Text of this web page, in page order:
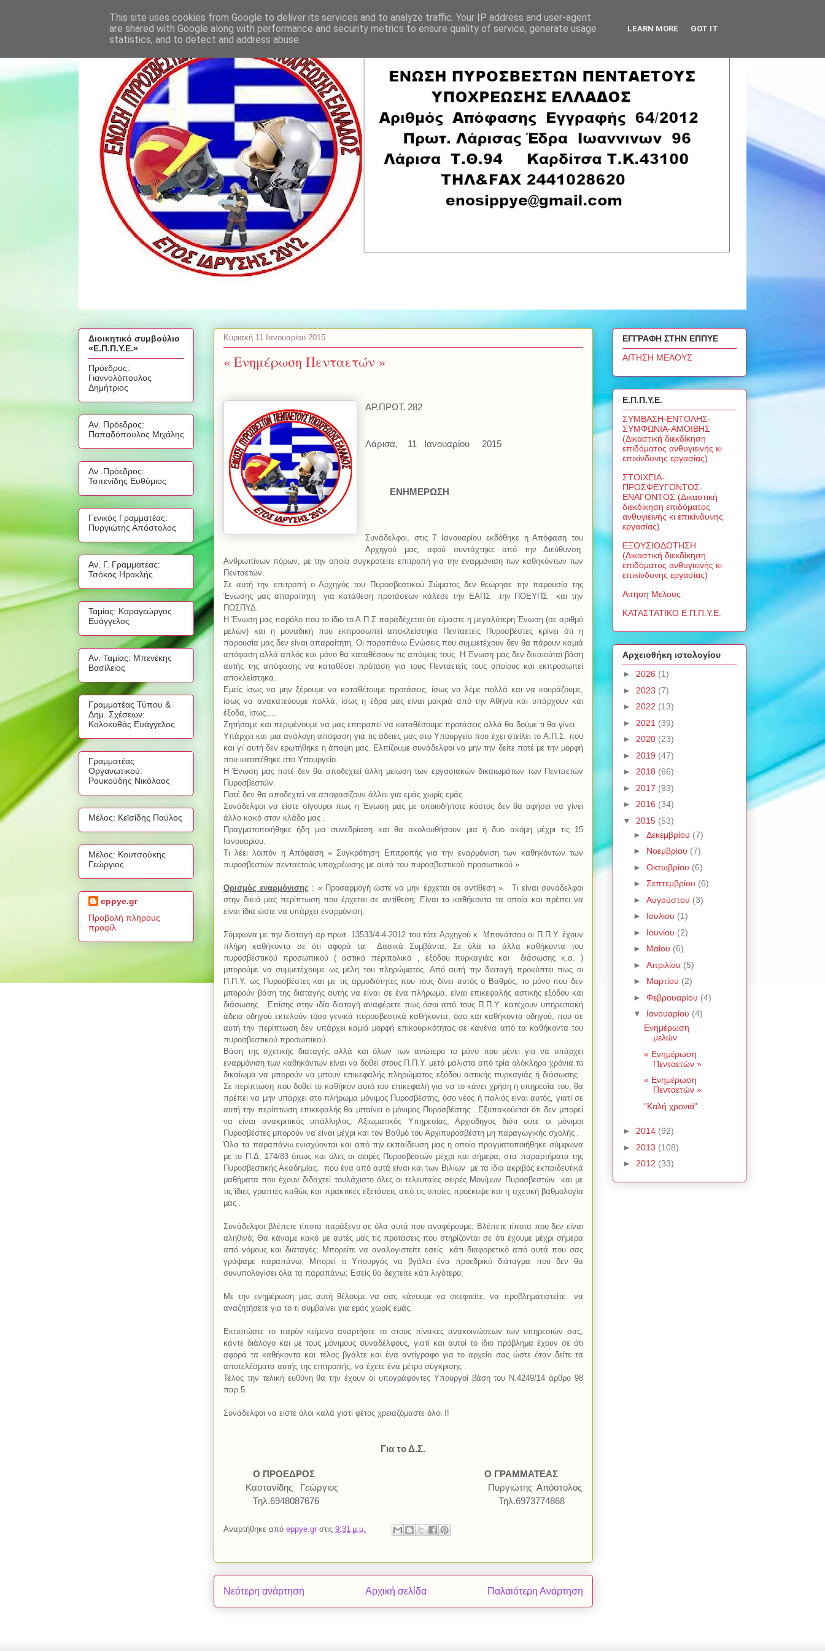
Κυριακή 11 Ιανουαρίου 2015
« Ενημέρωση Πενταετών »
ΑΡ.ΠΡΩΤ. 282
Λάρισα, 11 Ιανουαρίου 2015
ΕΝΗΜΕΡΩΣΗ
Συνάδελφοι, στις 7 Ιανουαρίου εκδόθηκε η Απόφαση του
Αρχηγού μας, αφού συντάχτηκε από την Διεύθυνση
Ανθρωπίνων πόρων, με την οποία συγκροτείτε επιτροπή για την εναρμόνιση των καθηκόντων των
Πενταετών.
Σε αυτή την επιτροπή ο Αρχηγός του Πυροσβεστικού Σώματος δεν θεώρησε την παρουσία της
Ένωσης μας απαραίτητη
για κατάθεση προτάσεων κάλεσε την ΕΑΠΣ την ΠΟΕΥΠΣ
και την
ΠΟΣΠΥΔ.
Η Ένωση μας παρόλο που το ίδιο το Α.Π.Σ παραδέχεται ότι είμαστε η μεγαλύτερη Ένωση (σε αριθμό
μελών) και η μοναδική που εκπροσωπεί αποκλείστηκα Πενταετείς Πυροσβέστες κρίνει ότι η
παρουσία μας δεν είναι απαραίτητη. Οι παραπάνω Ενώσεις που συμμετέχουν δεν θα πάρουν καμιά
απόφαση αλλά απλός και μόνο θα καταθέσουν τις απόψεις τους. Η Ένωση μας δεν δικαιούται βάση
αυτής της απόφασης να καταθέσει πρόταση για τους Πενταετείς τους οποίους και εκπροσωπεί
αποκλείστηκα.
Εμείς ίσως να μην ξέρουμε να καταθέτουμε προτάσεις, ίσως να λέμε πολλά και να κουράζουμε,
ίσως να ανακατεύουμε πολλά, ίσως η έδρα μας είναι μακριά από την Αθήνα και υπάρχουν και
έξοδα, ίσως….
Ζητήσαμε και περιμένουμε να μας επιτραπεί να καταθέσουμε προτάσεις αλλά θα δούμε τι θα γίνει.
Υπάρχει και μια ανάλογη απόφαση για τις άδειες μας στο Υπουργείο που έχει στείλει το Α.Π.Σ. που
και γι' αυτή δεν ερωτήθηκε η άποψη μας. Ελπίζουμε συνάδελφοι να μην την δείτε ποτέ με την μορφή
που κατατέθηκε στο Υπουργείο.
Η Ένωση μας ποτέ δεν θα αποδεχτεί άλλη μείωση των εργασιακών δικαιωμάτων των Πενταετών
Πυροσβεστών.
Ποτέ δεν θα αποδεχτεί να αποφασίζουν άλλοι για εμάς χωρίς εμάς .
Συνάδελφοι να είστε σίγουροι πως η Ένωση μας με οποιοδήποτε κόστος δεν θα αφήσει να γίνει
άλλο κακό στον κλάδο μας .
Πραγματοποιήθηκε ήδη μια συνεδρίαση και θα ακολουθήσουν μια ή δυο ακόμη μέχρι τις 15
Ιανουαρίου.
Τι λέει λοιπόν η Απόφαση « Συγκρότηση Επιτροπής για την εναρμόνιση των καθηκόντων των
πυροσβεστών πενταετούς υποχρέωσης με αυτά του πυροσβεστικού προσωπικού ».
Ορισμός εναρμόνισης : « Προσαρμογή ώστε να μην έρχεται σε αντίθεση ». Τι είναι συνάδελφοι
στην δικιά μας περίπτωση που έρχεται σε αντίθεση; Είναι τα καθήκοντα τα οποία και πρέπει να
είναι ίδια ώστε να υπάρχει εναρμόνιση.
Σύμφωνα με την διαταγή αρ.πρωτ. 13533/4-4-2012 του τότε Αρχηγού κ. Μπονάτσου οι Π.Π.Υ. έχουν
πλήρη καθήκοντα σε ότι αφορά τα Δασικά Συμβάντα. Σε όλα τα άλλα καθήκοντα του
πυροσβεστικού προσωπικού ( αστικά περιπολικά , εξόδου πυρκαγιάς και
διάσωσης κ.α. )
μπορούμε να συμμετέχουμε ως μέλη του πληρώματος. Από αυτή την διαταγή προκύπτει πως οι
Π.Π.Υ. ως Πυροσβέστες και με τις αρμοδιότητες που τους δίνει αυτός ο Βαθμός, το μόνο που δεν
μπορούν βάση της διαταγής αυτής να είναι σε ένα πλήρωμα, είναι επικεφαλής αστικής εξόδου και
διάσωσης . Επίσης στην ιδία διαταγή αναφέρετε πως όσοι από τους Π.Π.Υ. κατέχουν υπηρεσιακή
άδεια οδηγού εκτελούν τόσο γενικά πυροσβεστικά καθήκοντα, όσο και καθήκοντα οδηγού, που σε
αυτή την περίπτωση δεν υπάρχει καμιά μορφή επικουρικότητας σε κανένα από τα καθήκοντα του
πυροσβεστικού προσωπικού.
Βάση της σχετικής διαταγής αλλά και όλων των ανώτερο το μόνο που μένει για να υπάρχει
εναρμόνιση των καθηκόντων είναι να δοθεί στους Π.Π.Υ. μετά μάλιστα από τρία ολόκληρα χρόνια το
δικαίωμα να μπορούν να μπουν επικεφαλής πληρώματος εξόδου αστικής πυρκαγιάς ή διάσωσης .
Σε περίπτωση που δοθεί το καθήκον αυτό του επικεφαλή για να το κάνει χρήση η υπηρεσία του, θα
πρέπει να μην υπάρχει στο πλήρωμα μόνιμος Πυροσβέστης, όσο νέος ή παλιός είναι αυτός, γιατί σε
αυτή την περίπτωση επικεφαλής θα μπαίνει ο μόνιμος Πυροσβέστης . Εξυπακούεται ότι δεν μπορεί
να είναι ανακριτικός υπάλληλος, Αξιωματικός Υπηρεσίας, Αρχιοδηγος διότι ούτε οι μόνιμοι
Πυροσβέστες μπορούν να είναι μέχρι και τον Βαθμό του Αρχιπυροσβέστη μη παραγωγικής σχολής .
Όλα τα παραπάνω ενισχύονται και από την εκπαίδευση μας η οποία πραγματοποιήθηκε σύμφωνα
με το Π.Δ. 174/83 όπως και όλες οι σειρές Πυροσβεστών μέχρι και σήμερα, στα παραρτήματα της
Πυροσβεστικής Ακαδημίας. που ένα από αυτά είναι και των Βιλίων
με τα ίδια ακριβός εκπαιδευτικά
μαθήματα που έχουν διδαχτεί τουλάχιστο όλες οι τελευταίες σειρές Μονίμων Πυροσβεστών
και με
τις ίδιες γραπτές καθώς και πρακτικές εξετάσεις από τις οποίες προέκυψε και η σχετική βαθμολογία
μας .
Συνάδελφοι βλέπετε τίποτα παράξενο σε όλα αυτά που αναφέρουμε; Βλέπετε τίποτα που δεν είναι
αληθινό; Θα κάναμε κακό με αυτές μας τις προτάσεις που στηρίζονται σε ότι έχουμε μέχρι σήμερα
από νόμους και διαταγές; Μπορείτε να αναλογιστείτε εσείς
κάτι διαφορετικό από αυτά που σας
γράψαμε παραπάνω; Μπορεί ο Υπουργός να βγάλει ένα προεδρικό διάταγμα που δεν θα
συνυπολογίσει όλα τα παραπάνω; Εσείς θα δεχτείτε κάτι λιγότερο;
Με την ενημέρωση μας αυτή θέλουμε να σας κάνουμε να σκεφτείτε, να προβληματιστείτε
να
αναζητήσετε για το τι συμβαίνει για εμάς χωρίς εμάς.
Εκτυπώστε το παρόν κείμενο αναρτήστε το στους πίνακες ανακοινώσεων των υπηρεσιών σας,
κάντε διάλογο και με τους μόνιμους συναδέλφους, γιατί και αυτοί το ίδιο πρόβλημα έχουν σε ότι
αφορά τα καθήκοντα και τέλος βγάλτε και ένα αντίγραφο για το αρχείο σας ώστε όταν δείτε τα
αποτελέσματα αυτής της επιτροπής, να έχετε ένα μέτρο σύγκρισης .
Τέλος την τελική ευθύνη θα την έχουν οι υπογράφοντες Υπουργοί βάση του Ν.4249/14 άρθρο 98
παρ.5.
Συνάδελφοι να είστε όλοι καλά γιατί φέτος χρειαζόμαστε όλοι !!
Για το Δ.Σ.
Ο ΠΡΟΕΔΡΟΣ
Ο ΓΡΑΜΜΑΤΕΑΣ
Καστανίδης
Γεώργιος Πυργιώτης Απόστολος
Τηλ.6948087676
Τηλ.6973774868
Αναρτήθηκε από eppye.gr στις 9:31 μ.μ.
Νεότερη ανάρτηση Παλαιότερη Ανάρτηση
Αρχική σελίδα
Διοικητικό συμβούλιο
«Ε.Π.Π.Υ.Ε.»
Πρόεδρος:
Γιαννολόπουλος
Δημήτριος
Αν. Πρόεδρος:
Παπαδόπουλος Μιχάλης
Αν .Πρόεδρος:
Τσιτενίδης Ευθύμιος
Γενικός Γραμματέας:
Πυργιώτης Απόστολος
Αν. Γ. Γραμματέας:
Τσόκος Ηρακλής
Ταμίας: Καραγεώργος
Ευάγγελος
Αν. Ταμίας: Μπενέκης
Βασίλειος
Γραμματέας Τύπου &
Δημ. Σχέσεων:
Κολοκυθάς Ευάγγελος
Γραμματέας
Οργανωτικού:
Ρουκούδης Νικόλαος
Μέλος: Κεϊσίδης Παύλος
Μέλος: Κουτσούκης
Γεώργιος
eppye.gr
Προβολή πλήρους
προφίλ
ΕΓΓΡΑΦΗ ΣΤΗΝ ΕΠΠΥΕ
ΑΙΤΗΣΗ ΜΕΛΟΥΣ
Ε.Π.Π.Υ.Ε.
ΣΥΜΒΑΣΗ-ΕΝΤΟΛΗΣ-
ΣΥΜΦΩΝΙΑ-ΑΜΟΙΒΗΣ
(Δικαστική διεκδίκηση
επιδόματος ανθυγιεινής κι
επικίνδυνης εργασίας)
ΣΤΟΙΧΕΙΑ-
ΠΡΟΣΦΕΥΓΟΝΤΟΣ-
ΕΝΑΓΟΝΤΟΣ (Δικαστική
διεκδίκηση επιδόματος
ανθυγιεινής κι επικίνδυνης
εργασίας)
ΕΞΟΥΣΙΟΔΟΤΗΣΗ
(Δικαστική διεκδίκηση
επιδόματος ανθυγιεινής κι
επικίνδυνης εργασίας)
Αιτηση Μελους
ΚΑΤΑΣΤΑΤΙΚΟ Ε.Π.Π.Υ.Ε.
Αρχειοθήκη ιστολογίου
► 2026 (1)
► 2023 (7)
► 2022 (13)
► 2021 (39)
► 2020 (23)
► 2019 (47)
► 2018 (66)
► 2017 (93)
► 2016 (34)
▼ 2015 (53)
► Δεκεμβρίου (7)
► Νοεμβρίου (7)
► Οκτωβρίου (6)
► Σεπτεμβρίου (6)
► Αυγούστου (3)
► Ιουλίου (1)
► Ιουνίου (2)
► Μαΐου (6)
► Απριλίου (5)
► Μαρτίου (2)
► Φεβρουαρίου (4)
▼ Ιανουαρίου (4)
Ενημέρωση
μελών
« Ενημέρωση
Πενταετών »
« Ενημέρωση
Πενταετών »
"Καλή χρονιά"
► 2014 (92)
► 2013 (108)
► 2012 (33)
This site uses cookies from Google to deliver its services and to analyze traffic. Your IP address and user-agent
are shared with Google along with performance and security metrics to ensure quality of service, generate usage
statistics, and to detect and address abuse.
LEARN MORE GOT IT